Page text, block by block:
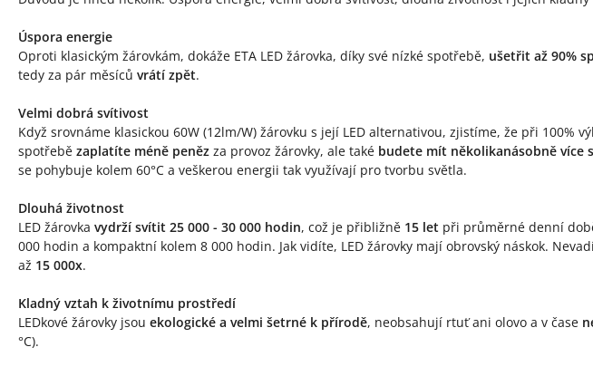
Úspora energie
Oproti klasickým žárovkám, dokáže ETA LED žárovka, díky své nízké spotřebě, ušetřit až 90%
tedy za pár měsíců vrátí zpět.
Velmi dobrá svítivost
Když srovnáme klasickou 60W (12lm/W) žárovku s její LED alternativou, zjistíme, že při 100%
spotřebě zaplatíte méně peněz za provoz žárovky, ale také budete mít několikanásobně více
se pohybuje kolem 60°C a veškerou energii tak využívají pro tvorbu světla.
Dlouhá životnost
LED žárovka vydrží svítit 25 000 - 30 000 hodin, což je přibližně 15 let při průměrné denní
000 hodin a kompaktní kolem 8 000 hodin. Jak vidíte, LED žárovky mají obrovský náskok.
až 15 000x.
Kladný vztah k životnímu prostředí
LEDkové žárovky jsou ekologické a velmi šetrné k přírodě, neobsahují rtuť ani olovo a v čase
°C).